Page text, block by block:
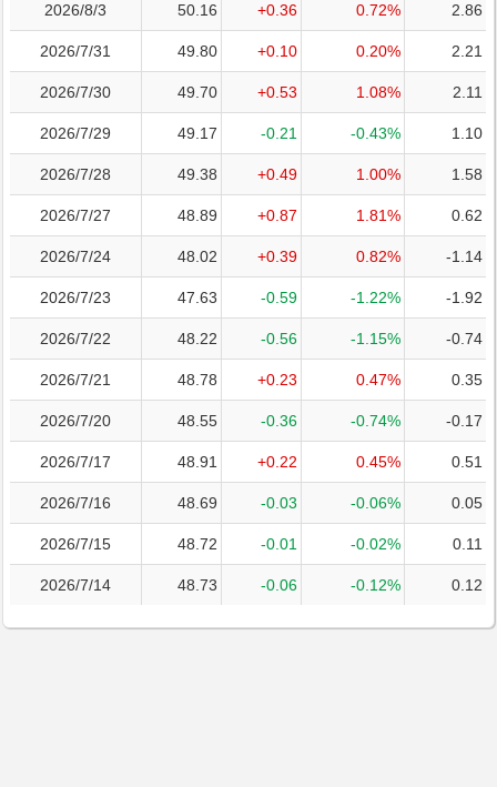
2026/8/3 50.16 +0.36 0.72% 2.86
2026/7/31 49.80 +0.10 0.20% 2.21
2026/7/30 49.70 +0.53 1.08% 2.11
2026/7/29 49.17 -0.21 -0.43% 1.10
2026/7/28 49.38 +0.49 1.00% 1.58
2026/7/27 48.89 +0.87 1.81% 0.62
2026/7/24 48.02 +0.39 0.82% -1.14
2026/7/23 47.63 -0.59 -1.22% -1.92
2026/7/22 48.22 -0.56 -1.15% -0.74
2026/7/21 48.78 +0.23 0.47% 0.35
2026/7/20 48.55 -0.36 -0.74% -0.17
2026/7/17 48.91 +0.22 0.45% 0.51
2026/7/16 48.69 -0.03 -0.06% 0.05
2026/7/15 48.72 -0.01 -0.02% 0.11
2026/7/14 48.73 -0.06 -0.12% 0.12